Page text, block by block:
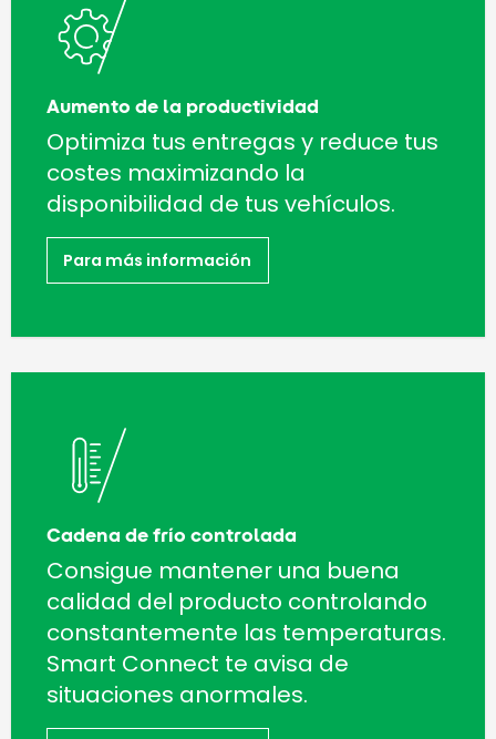
Aumento de la productividad
Optimiza tus entregas y reduce tus
costes maximizando la
disponibilidad de tus vehículos.
Para más información
Cadena de frío controlada
Consigue mantener una buena
calidad del producto controlando
constantemente las temperaturas.
Smart Connect te avisa de
situaciones anormales.